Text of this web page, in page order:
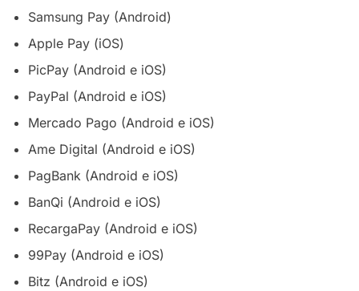
Samsung Pay (Android)
Apple Pay (iOS)
PicPay (Android e iOS)
PayPal (Android e iOS)
Mercado Pago (Android e iOS)
Ame Digital (Android e iOS)
PagBank (Android e iOS)
BanQi (Android e iOS)
RecargaPay (Android e iOS)
99Pay (Android e iOS)
Bitz (Android e iOS)